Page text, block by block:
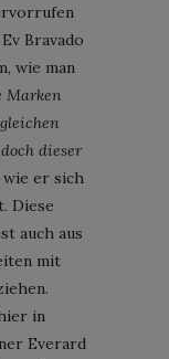
Bravado
wie man
Marken
dieser
wie er sich
Diese
auch aus
mit
in
Everard